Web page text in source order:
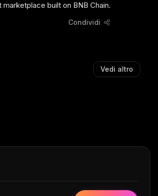
built on BNB Chain.
Condividi
Vedi altro